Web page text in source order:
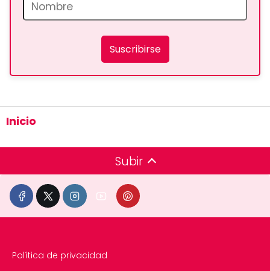
Suscribirse
Inicio
Subir
Política de privacidad